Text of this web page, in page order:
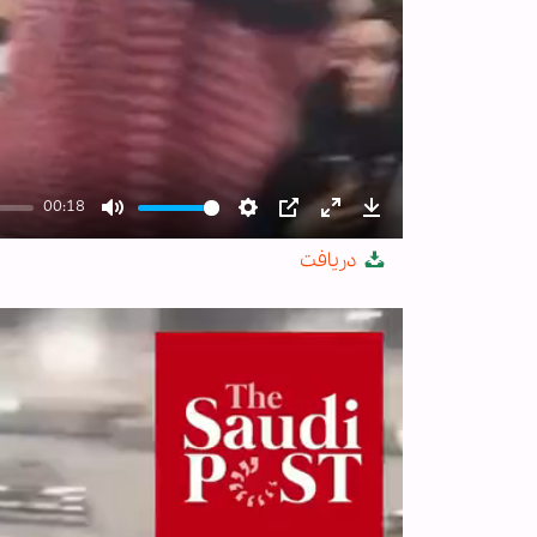
00:18
Mute Settings
PIP Enter
fullscreen
Download
دریافت